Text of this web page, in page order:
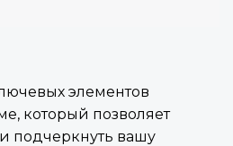
элементов
который позволяет
подчеркнуть вашу